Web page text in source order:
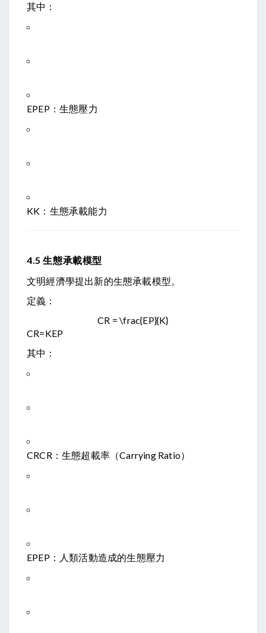
其中：
EPEP：生態壓力
KK ：生態承載能力
4.5 生態承載模型
文明經濟學提出新的生態承載模型。
定義：
CR = \frac{EP}{K}
CR=KEP
其中：
CRCR：生態超載率（Carrying Ratio）
EPEP：人類活動造成的生態壓力